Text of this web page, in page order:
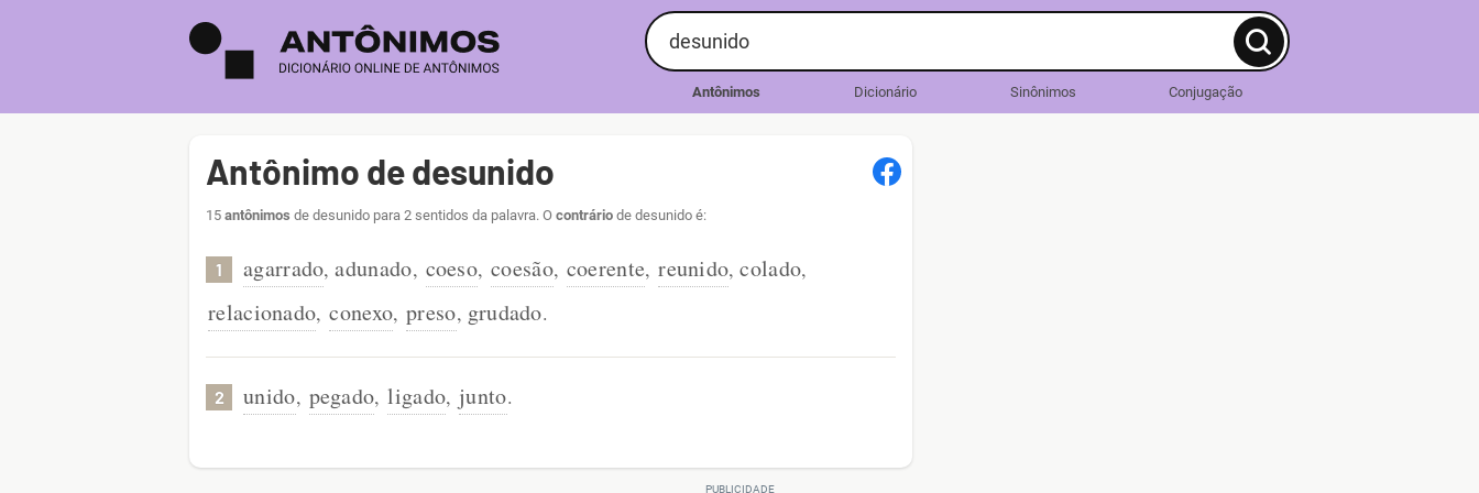
Antônimos Dicionário Sinônimos Conjugação
Antônimo de desunido
15 antônimos de desunido para 2 sentidos da palavra. O contrário de desunido é:
1 agarrado,adunado, coeso, coesão, coerente, reunido,colado,
relacionado, conexo, preso, grudado.
2 unido, pegado, ligado, junto.